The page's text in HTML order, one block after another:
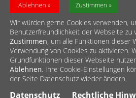
Ablehnen Zustimmen
Wir würden gerne Cookies verwenden,
Benutzerfreundlichkeit der Webseite zu
Zustimmen, um alle Funktionen dieser
Verwendung von Cookies zu aktivieren.
Grundfunktionen dieser Webseite
Ablehnen. Ihre Cookie-Einstellungen
der Seite Datenschutz wieder ändern.
Datenschutz Rechtliche
© Diözesan-Caritasverband für das